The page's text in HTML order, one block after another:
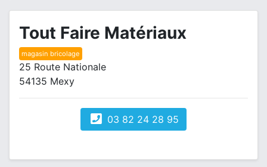
Tout Faire Matériaux
magasin bricolage
25 Route Nationale
54135 Mexy
03 82 24 28 95